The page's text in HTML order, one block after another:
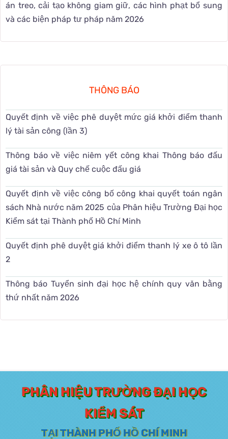
án treo, cải tạo không giam giữ, các hình phạt bổ sung
và các biện pháp tư pháp năm 2026
THÔNG BÁO
Quyết định về việc phê duyệt mức giá khởi điểm thanh
lý tài sản công (lần 3)
Thông báo về việc niêm yết công khai Thông báo đấu
giá tài sản và Quy chế cuộc đấu giá
Quyết định về việc công bố công khai quyết toán ngân
sách Nhà nước năm 2025 của Phân hiệu Trường Đại học
Kiểm sát tại Thành phố Hồ Chí Minh
Quyết định phê duyệt giá khởi điểm thanh lý xe ô tô lần
2
Thông báo Tuyển sinh đại học hệ chính quy văn bằng
thứ nhất năm 2026
PHÂN HIỆU TRƯỜNG ĐẠI HỌC
KIỂM SÁT
TẠI THÀNH PHỐ HỒ CHÍ MINH